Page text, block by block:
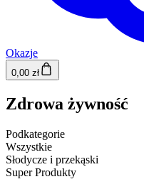
Okazje
0,00 zł
Zdrowa żywność
Podkategorie
Wszystkie
Słodycze i przekąski
Super Produkty